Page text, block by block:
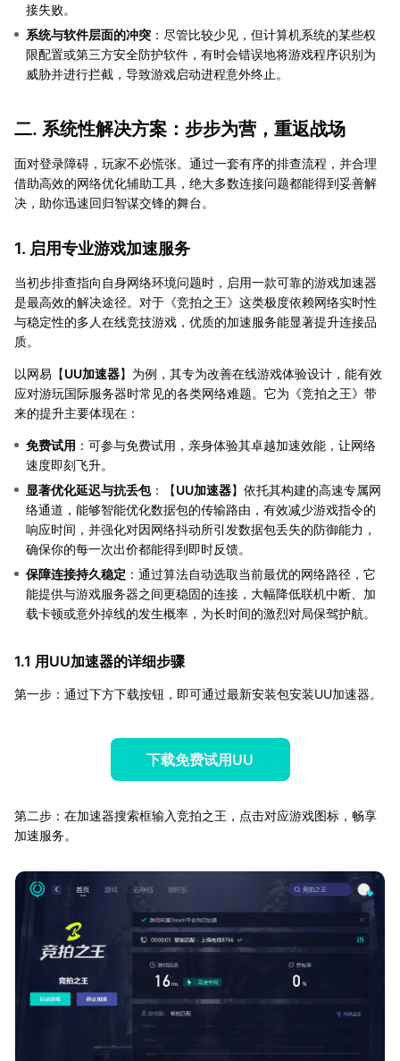
接失败。
系统与软件层面的冲突 ：尽管比较少见，但计算机系统的某些权
限配置或第三方安全防护软件，有时会错误地将游戏程序识别为
威胁并进行拦截，导致游戏启动进程意外终止。
二. 系统性解决方案：步步为营，重返战场
面对登录障碍，玩家不必慌张。通过一套有序的排查流程，并合理
借助高效的网络优化辅助工具，绝大多数连接问题都能得到妥善解
决，助你迅速回归智谋交锋的舞台。
1. 启用专业游戏加速服务
当初步排查指向自身网络环境问题时，启用一款可靠的游戏加速器
是最高效的解决途径。对于《竞拍之王》这类极度依赖网络实时性
与稳定性的多人在线竞技游戏，优质的加速服务能显著提升连接品
质。
以网易【UU加速器】为例，其专为改善在线游戏体验设计，能有效
应对游玩国际服务器时常见的各类网络难题。它为《竞拍之王》带
来的提升主要体现在：
免费试用 ：可参与免费试用，亲身体验其卓越加速效能，让网络
速度即刻飞升。
显著优化延迟与抗丢包：【UU加速器】依托其构建的高速专属网
络通道，能够智能优化数据包的传输路由，有效减少游戏指令的
响应时间，并强化对因网络抖动所引发数据包丢失的防御能力，
确保你的每一次出价都能得到即时反馈。
保障连接持久稳定 ：通过算法自动选取当前最优的网络路径，它
能提供与游戏服务器之间更稳固的连接，大幅降低联机中断、加
载卡顿或意外掉线的发生概率，为长时间的激烈对局保驾护航。
1.1 用UU加速器的详细步骤
第一步：通过下方下载按钮，即可通过最新安装包安装UU加速器。
下载免费试用UU
第二步：在加速器搜索框输入竞拍之王，点击对应游戏图标，畅享
加速服务。